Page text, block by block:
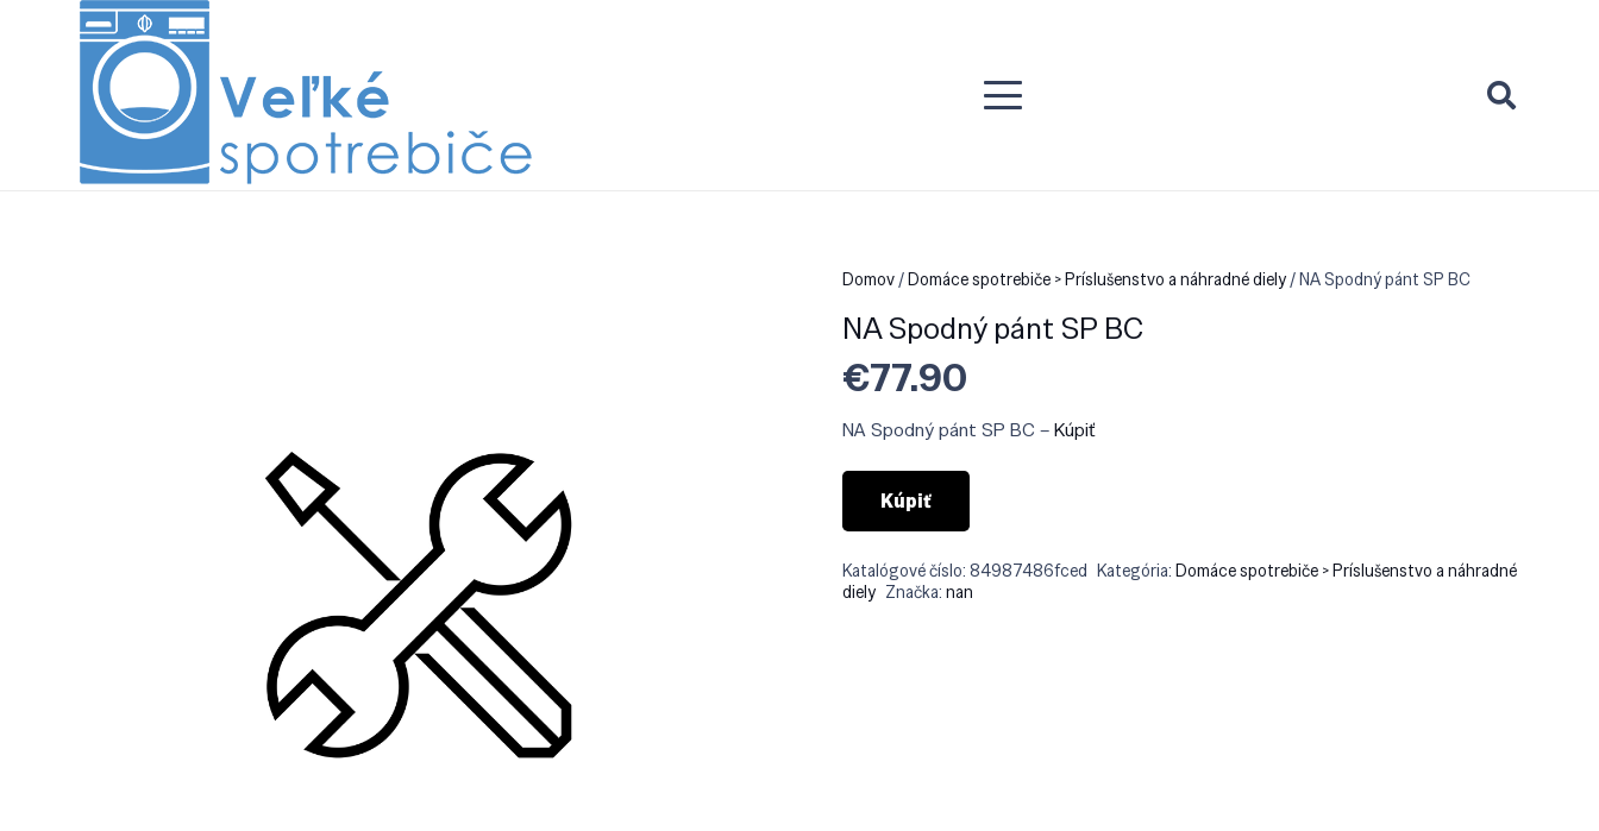
Domov/Domáce spotrebiče > Príslušenstvo a náhradné diely/ NA Spodný pánt SP BC
NA Spodný pánt SP BC
€77.90
NA Spodný pánt SP BC –Kúpiť
Kúpiť
Katalógové číslo:84987486fced Kategória:Domáce spotrebiče > Príslušenstvo a náhradné
diely Značka:nan